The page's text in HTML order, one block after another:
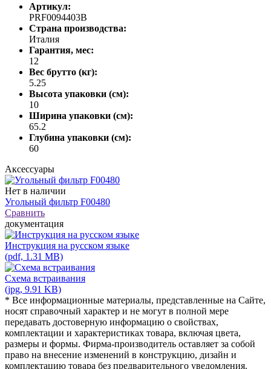
Артикул:
PRF0094403B
Страна производства:
Италия
Гарантия, мес:
12
Вес брутто (кг):
5.25
Высота упаковки (см):
10
Ширина упаковки (см):
65.2
Глубина упаковки (см):
60
Аксессуары
Нет в наличии
Угольный фильтр F00480
Сравнить
документация
Инструкция на русском языке
(pdf, 1.31 MB)
Схема встраивания
(jpg, 9.91 KB)
* Все информационные материалы, представленные на Сайте,
носят справочный характер и не могут в полной мере
передавать достоверную информацию о свойствах,
комплектации и характеристиках товара, включая цвета,
размеры и формы. Фирма-производитель оставляет за собой
право на внесение изменений в конструкцию, дизайн и
комплектацию товара без предварительного уведомления.